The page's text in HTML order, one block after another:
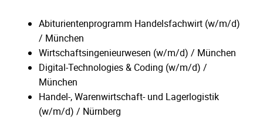
Abiturientenprogramm Handelsfachwirt (w/m/d)
/ München
Wirtschaftsingenieurwesen (w/m/d) / München
Digital-Technologies & Coding (w/m/d) /
München
Handel-, Warenwirtschaft- und Lagerlogistik
(w/m/d) / Nürnberg